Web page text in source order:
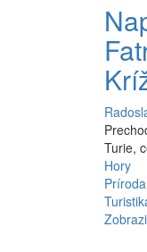
Turie,
Hory
Príroda